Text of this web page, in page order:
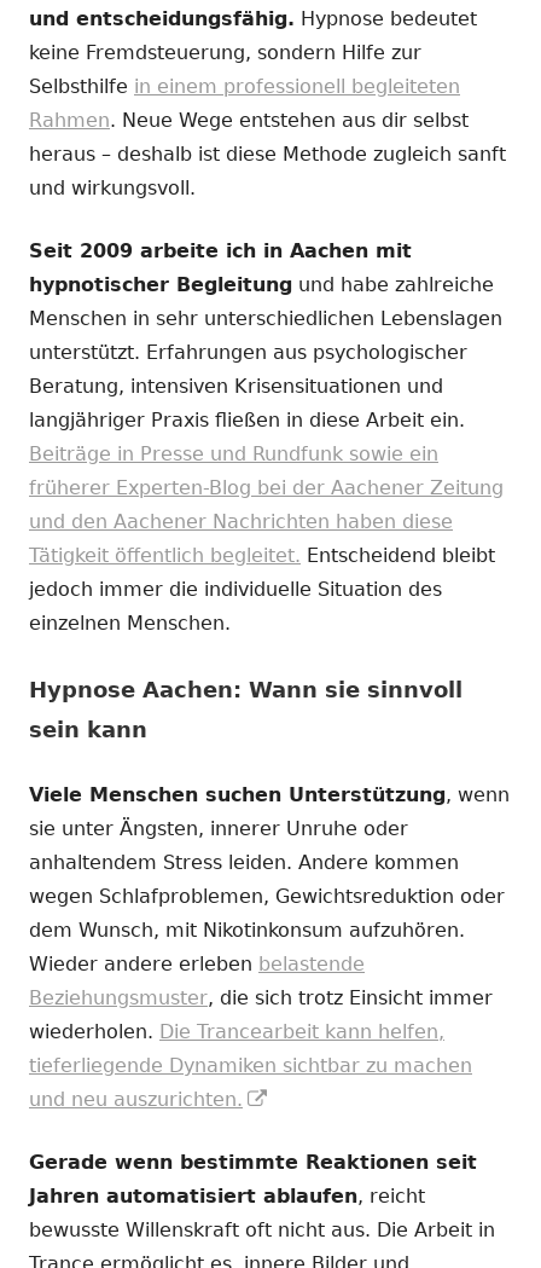
und entscheidungsfähig. Hypnose bedeutet
keine Fremdsteuerung, sondern Hilfe zur
Selbsthilfe in einem professionell begleiteten
Rahmen. Neue Wege entstehen aus dir selbst
heraus – deshalb ist diese Methode zugleich sanft
und wirkungsvoll.
Seit 2009 arbeite ich in Aachen mit
hypnotischer Begleitung und habe zahlreiche
Menschen in sehr unterschiedlichen Lebenslagen
unterstützt. Erfahrungen aus psychologischer
Beratung, intensiven Krisensituationen und
langjähriger Praxis fließen in diese Arbeit ein.
Beiträge in Presse und Rundfunk sowie ein
früherer Experten-Blog bei der Aachener Zeitung
und den Aachener Nachrichten haben diese
Tätigkeit öffentlich begleitet. Entscheidend bleibt
jedoch immer die individuelle Situation des
einzelnen Menschen.
Hypnose Aachen: Wann sie sinnvoll
sein kann
Viele Menschen suchen Unterstützung, wenn
sie unter Ängsten, innerer Unruhe oder
anhaltendem Stress leiden. Andere kommen
wegen Schlafproblemen, Gewichtsreduktion oder
dem Wunsch, mit Nikotinkonsum aufzuhören.
Wieder andere erleben belastende
Beziehungsmuster, die sich trotz Einsicht immer
wiederholen. Die Trancearbeit kann helfen,
tieferliegende Dynamiken sichtbar zu machen
und neu auszurichten.
Fenster
öffnen
Gerade wenn bestimmte Reaktionen seit
Jahren automatisiert ablaufen, reicht
bewusste Willenskraft oft nicht aus. Die Arbeit in